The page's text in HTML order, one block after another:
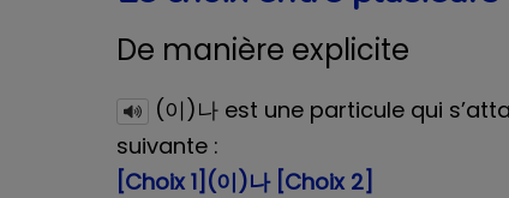
De manière explicite
(이)나 est une particule qui
suivante :
[Choix 1](이)나 [Choix 2]